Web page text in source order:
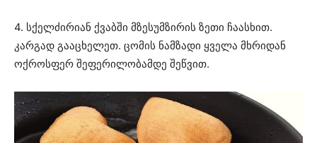
4. სქელძირიან ქვაბში მზესუმზირის ზეთი ჩაასხით.
კარგად გააცხელეთ. ცომის ნამზადი ყველა მხრიდან
ოქროსფერ შეფერილობამდე შეწვით.